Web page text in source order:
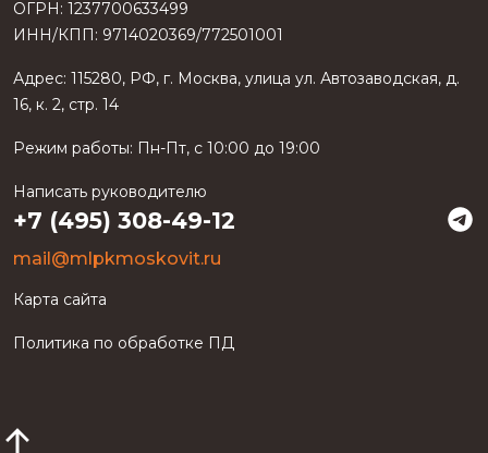
ОГРН: 1237700633499
ИНН/КПП: 9714020369/772501001
Адрес: 115280, РФ, г. Москва, улица ул. Автозаводская, д.
16, к. 2, стр. 14
Режим работы: Пн-Пт, с 10:00 до 19:00
Написать руководителю
+7 (495) 308-49-12
mail@mlpkmoskovit.ru
Карта сайта
Политика по обработке ПД